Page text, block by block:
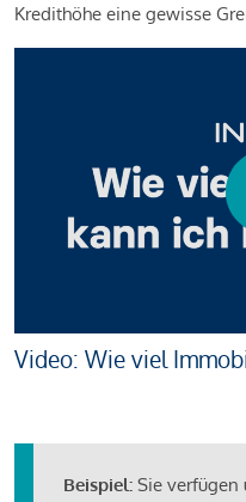
Kredithöhe eine gewisse
Video: Wie viel
Beispiel: Sie verfügen